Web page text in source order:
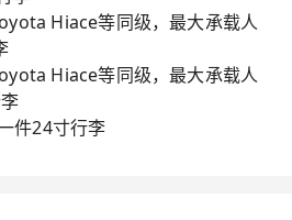
Hiace等同级，最大承载人
Hiace等同级，最大承载人
件24寸行李